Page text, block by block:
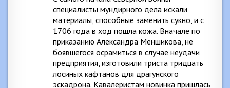
специалисты мундирного дела искали
материалы, способные заменить сукно, и с
1706 года в ход пошла кожа. Вначале по
приказанию Александра Меншикова, не
боявшегося осрамиться в случае неудачи
предприятия, изготовили триста тридцать
лосиных кафтанов для драгунского
эскадрона. Кавалеристам новинка пришлась